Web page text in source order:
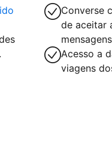
Converse
de aceitar
Acesso a
viagens